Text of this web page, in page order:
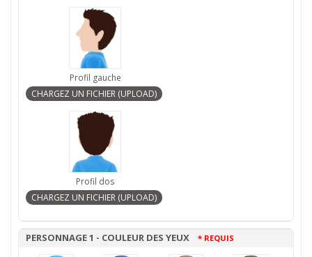
Profil gauche
Profil dos
PERSONNAGE 1 - COULEUR DES YEUX * REQUIS